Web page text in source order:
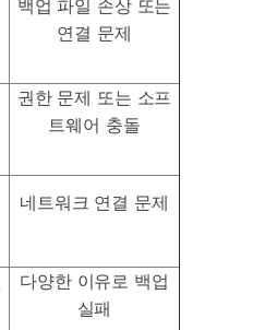
백업 파일 손상 또는
연결 문제
권한 문제 또는 소프
트웨어 충돌
네트워크 연결 문제
다양한 이유로 백업
실패